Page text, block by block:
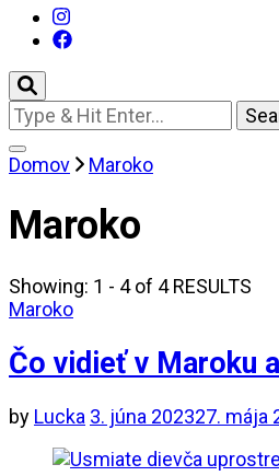
Looking
for
Something?
Domov Maroko
Maroko
Showing: 1 - 4 of 4 RESULTS
Maroko
Čo vidieť v Maroku
by Lucka 3. júna 202327. mája